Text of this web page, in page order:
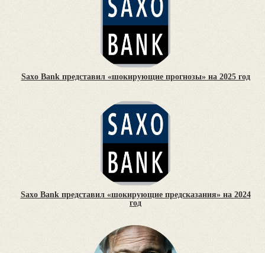
Saxo Bank представил «шокирующие прогнозы» на 2025 год
Saxo Bank представил «шокирующие предсказания» на 2024
год